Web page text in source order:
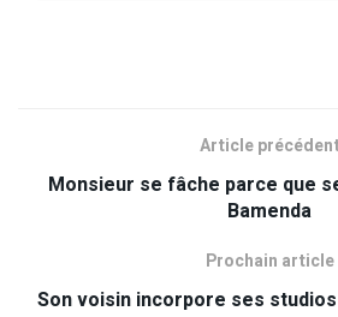
Article
Monsieur se fâche parce que
Bamenda
Prochain article
Son voisin incorpore ses